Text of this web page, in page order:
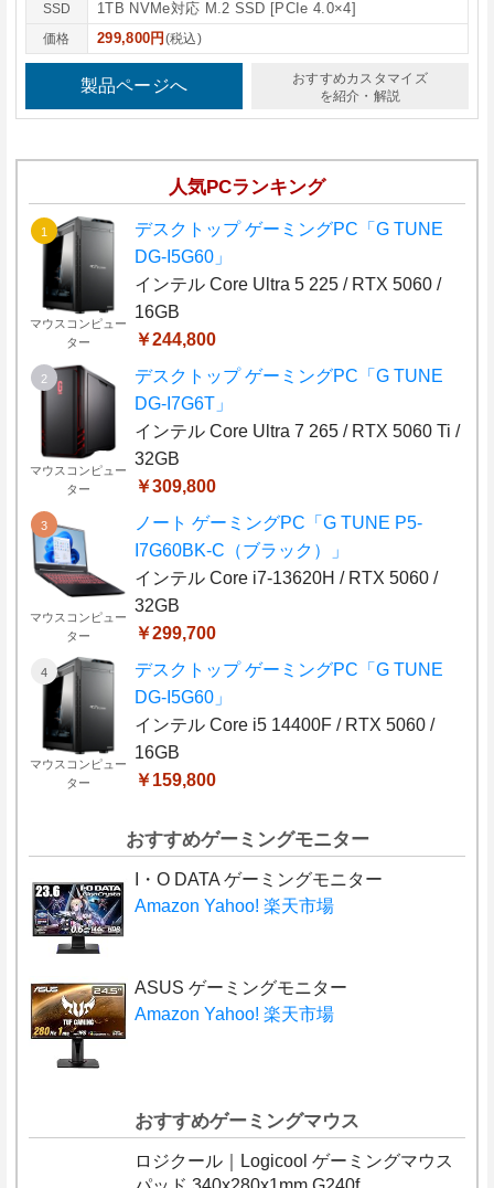
SSD 1TB NVMe対応 M.2 SSD [PCIe 4.0×4]
価格 299,800円 (税込)
製品ページへ
おすすめカスタマイズ
を紹介・解説
人気PCランキング
マウスコンピュー
ター
デスクトップ ゲーミングPC「G TUNE
DG-I5G60」
インテル Core Ultra 5 225 / RTX 5060 /
16GB
￥244,800
マウスコンピュー
ター
デスクトップ ゲーミングPC「G TUNE
DG-I7G6T」
インテル Core Ultra 7 265 / RTX 5060 Ti /
32GB
￥309,800
マウスコンピュー
ター
ノート ゲーミングPC「G TUNE P5-
I7G60BK-C（ブラック）」
インテル Core i7-13620H / RTX 5060 /
32GB
￥299,700
マウスコンピュー
ター
デスクトップ ゲーミングPC「G TUNE
DG-I5G60」
インテル Core i5 14400F / RTX 5060 /
16GB
￥159,800
おすすめゲーミングモニター
I・O DATA ゲーミングモニター
Amazon Yahoo! 楽天市場
ASUS ゲーミングモニター
Amazon Yahoo! 楽天市場
おすすめゲーミングマウス
ロジクール｜Logicool ゲーミングマウス